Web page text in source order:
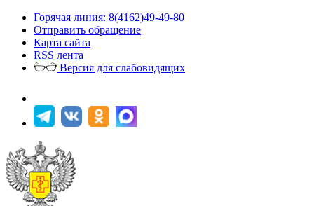
Горячая линия: 8(4162)49-49-80
Отправить обращение
Карта сайта
RSS лента
Версия для слабовидящих